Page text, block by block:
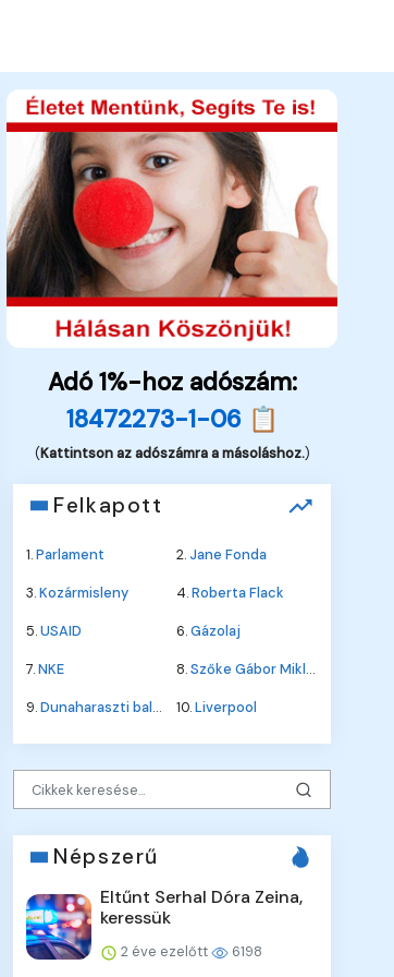
Adó 1%-hoz adószám:
18472273-1-06 📋
(Kattintson az adószámra a másoláshoz.)
Felkapott
1.Parlament 2.Jane Fonda
3.Kozármisleny 4.Roberta Flack
5.USAID 6.Gázolaj
7.NKE 8.Szőke Gábor Miklós
9.Dunaharaszti baleset 10.Liverpool
Népszerű
Eltűnt Serhal Dóra Zeina,
keressük
2 éve ezelőtt 6198